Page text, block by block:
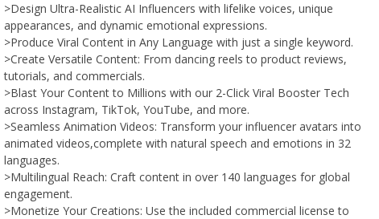
>Design Ultra-Realistic AI Influencers with lifelike voices, unique
appearances, and dynamic emotional expressions.
>Produce Viral Content in Any Language with just a single keyword.
>Create Versatile Content: From dancing reels to product reviews,
tutorials, and commercials.
>Blast Your Content to Millions with our 2-Click Viral Booster Tech
across Instagram, TikTok, YouTube, and more.
>Seamless Animation Videos: Transform your influencer avatars into
animated videos,complete with natural speech and emotions in 32
languages.
>Multilingual Reach: Craft content in over 140 languages for global
engagement.
>Monetize Your Creations: Use the included commercial license to